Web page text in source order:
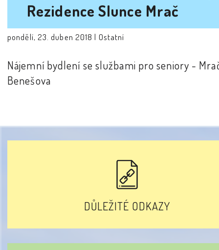
Rezidence Slunce Mrač
pondělí, 23. duben 2018 | Ostatní
Nájemní bydlení se službami pro seniory -
Benešova
DŮLEŽITÉ ODKAZY